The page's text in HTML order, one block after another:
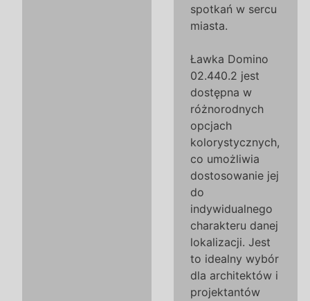
spotkań w sercu
miasta.
Ławka Domino
02.440.2 jest
dostępna w
różnorodnych
opcjach
kolorystycznych,
co umożliwia
dostosowanie jej
do
indywidualnego
charakteru danej
lokalizacji. Jest
to idealny wybór
dla architektów i
projektantów